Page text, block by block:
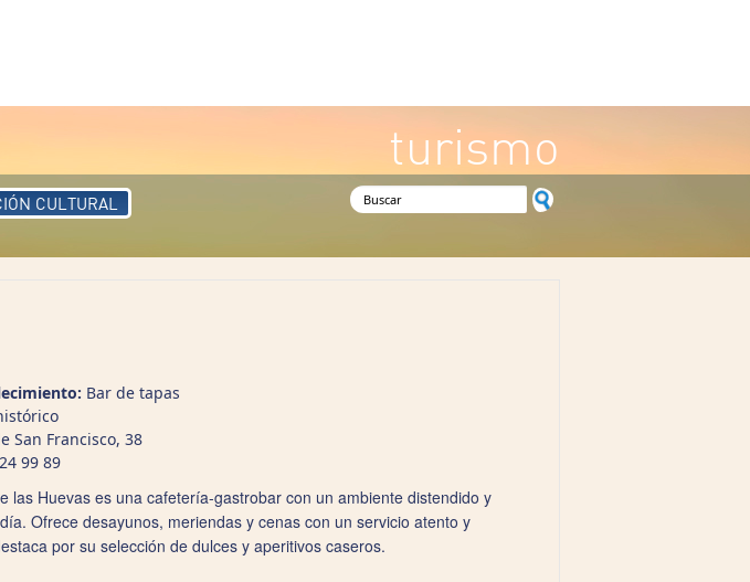
turismo
CULTURAL Formulario de búsqueda
Bar de tapas
San Francisco, 38
99 89
las Huevas es una cafetería-gastrobar con un ambiente distendido y
Ofrece desayunos, meriendas y cenas con un servicio atento y
por su selección de dulces y aperitivos caseros.